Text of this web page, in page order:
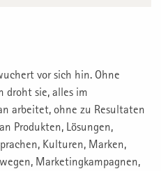
vor sich hin. Ohne
droht sie, alles im
arbeitet, ohne zu Resultaten
Produkten, Lösungen,
Kulturen, Marken,
Marketingkampagnen,